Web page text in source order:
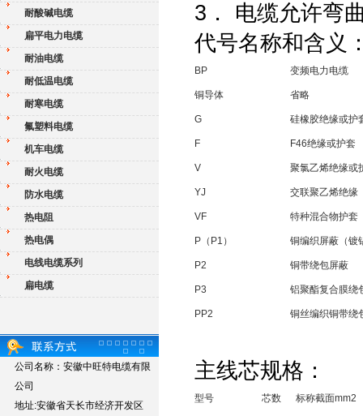
耐酸碱电缆
扁平电力电缆
耐油电缆
耐低温电缆
耐寒电缆
氟塑料电缆
机车电缆
耐火电缆
防水电缆
热电阻
热电偶
电线电缆系列
扁电缆
公司名称：安徽中旺特电缆有限
公司
地址:安徽省天长市经济开发区
3． 电缆允许弯
代号名称和含义
BP 变频电力电缆
铜导体 省略
G 硅橡胶绝缘或护
F F46绝缘或护套
V 聚氯乙烯绝缘或
YJ 交联聚乙烯绝缘
VF 特种混合物护套
P（P1） 铜编织屏蔽（镀
P2 铜带绕包屏蔽
P3 铝聚酯复合膜绕
PP2 铜丝编织铜带绕
主线芯规格：
型号 芯数 标称截面mm2